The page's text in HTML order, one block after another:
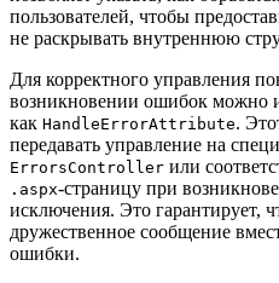
пользователей, чтобы
не раскрывать внутреннюю
Для корректного управления
возникновении ошибок можно
как HandleErrorAttribute.
передавать управление на
ErrorsController или
.aspx-страницу при
исключения. Это гарантирует,
дружественное сообщение
ошибки.